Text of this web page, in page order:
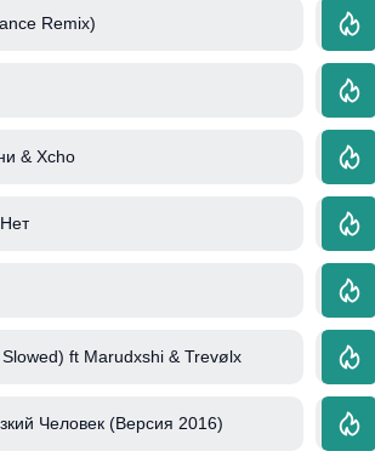
Remix)
& Xcho
ft Marudxshi & Trevølx
Человек (Версия 2016)